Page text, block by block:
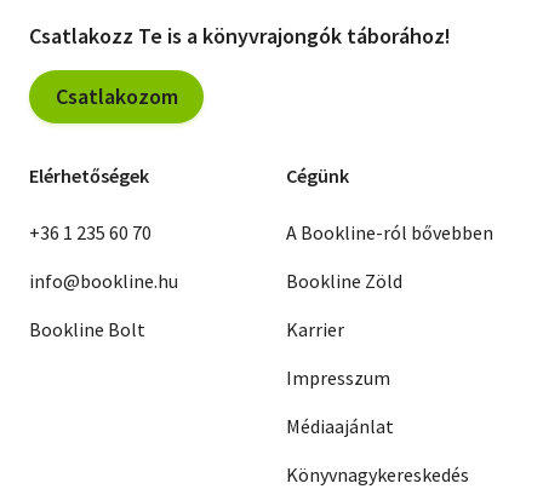
Csatlakozz Te is a könyvrajongók táborához!
Csatlakozom
Elérhetőségek
+36 1 235 60 70
info@bookline.hu
Bookline Bolt
Cégünk
A Bookline-ról bővebben
Bookline Zöld
Karrier
Impresszum
Médiaajánlat
Könyvnagykereskedés